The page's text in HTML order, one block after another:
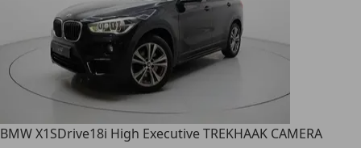
BMW X1SDrive18i High Executive TREKHAAK CAMERA